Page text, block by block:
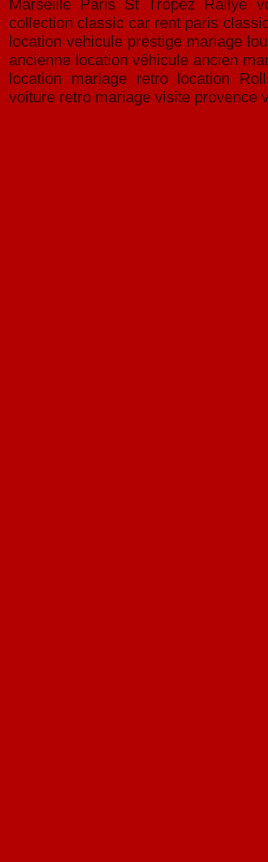
Marseille Paris St Tropez Rallye
collection classic car rent paris
location vehicule prestige mariage
ancienne location véhicule ancien
location mariage retro location
voiture retro mariage visite provence